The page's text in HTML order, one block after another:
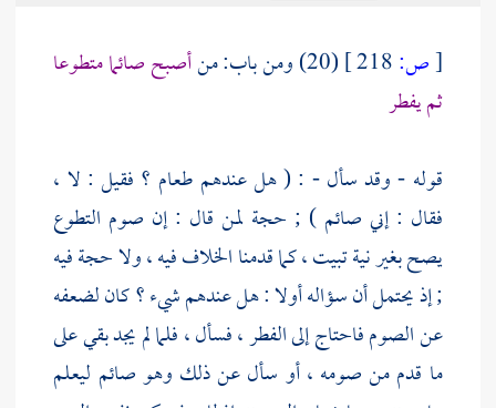
[ص: (20) ومن باب: من
أصبح صائما متطوعا
ثم يفطر
قوله - وقد سأل - : ( هل عندهم طعام ؟ فقيل : لا ،
فقال : إني صائم ) ; حجة لمن قال : إن صوم التطوع
يصح بغير نية تبيت ، كما قدمنا الخلاف فيه ، ولا حجة فيه
; إذ يحتمل أن سؤاله أولا : هل عندهم شيء ؟ كان لضعفه
عن الصوم فاحتاج إلى الفطر ، فسأل ، فلما لم يجد بقي على
ما قدم من صومه ، أو سأل عن ذلك وهو صائم ليعلم